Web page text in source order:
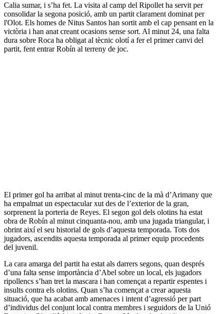
Calia sumar, i s’ha fet. La visita al camp del Ripollet ha servit per
consolidar la segona posició, amb un partit clarament dominat per
l'Olot. Els homes de Nitus Santos han sortit amb el cap pensant en la
victòria i han anat creant ocasions sense sort. Al minut 24, una falta
dura sobre Roca ha obligat al tècnic olotí a fer el primer canvi del
partit, fent entrar Robín al terreny de joc.
El primer gol ha arribat al minut trenta-cinc de la mà d’Arimany que
ha empalmat un espectacular xut des de l’exterior de la gran,
sorprenent la porteria de Reyes. El segon gol dels olotins ha estat
obra de Robín al minut cinquanta-nou, amb una jugada triangular, i
obrint així el seu historial de gols d’aquesta temporada. Tots dos
jugadors, ascendits aquesta temporada al primer equip procedents
del juvenil.
La cara amarga del partit ha estat als darrers segons, quan després
d’una falta sense importància d’Abel sobre un local, els jugadors
ripollencs s’han tret la mascara i han començat a repartir espentes i
insults contra els olotins. Quan s’ha començat a crear aquesta
situació, que ha acabat amb amenaces i intent d’agressió per part
d’individus del conjunt local contra membres i seguidors de la Unió